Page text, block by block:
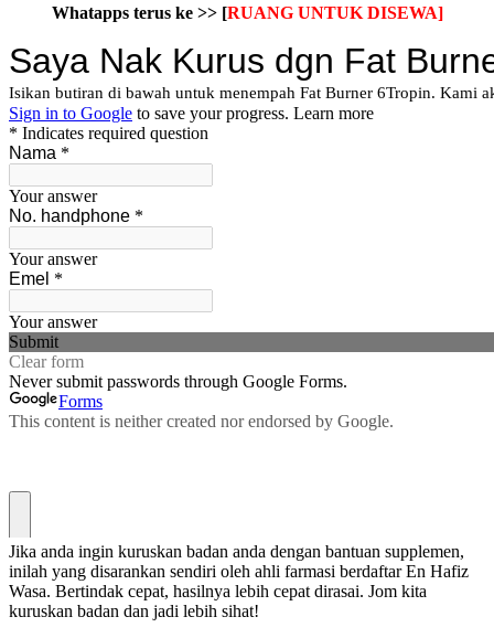
Whatapps terus ke >> [RUANG UNTUK DISEWA]
Jika anda ingin kuruskan badan anda dengan bantuan supplemen,
inilah yang disarankan sendiri oleh ahli farmasi berdaftar En Hafiz
Wasa. Bertindak cepat, hasilnya lebih cepat dirasai. Jom kita
kuruskan badan dan jadi lebih sihat!